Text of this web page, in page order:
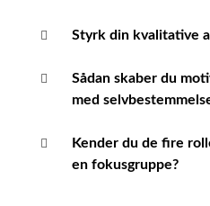
Styrk din kvalitative
Sådan skaber du
med
Kender du de fire
en fokusgruppe?